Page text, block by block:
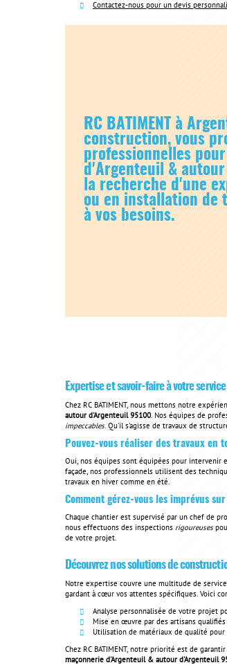
Contactez-nous pour un devis
RC BATIMENT à
construction, vous
professionnelles
d'Argenteuil &
la recherche d'une
ou en installation de
à vos besoins.
Expertise et savoir-faire à votre service
Chez RC BATIMENT, nous mettons notre
autour d'Argenteuil 95100. Nos équipes de
impeccables. Qu'il s'agisse de travaux de
Pouvez-vous réaliser des travaux en
Oui, nos équipes sont équipées pour intervenir
façade, nos professionnels utilisent des
travaux en hiver comme en été.
Comment gérez-vous les imprévus
Chaque chantier est supervisé par un chef de
nous effectuons des inspections rigoureuses
de votre projet.
Découvrez nos solutions de
Notre expertise couvre une multitude de
gardant à cœur vos attentes spécifiques. Voici
Analyse personnalisée de votre projet
Mise en œuvre par des artisans
Utilisation de matériaux de qualité pour
Chez RC BATIMENT, notre priorité est de
maçonnerie d'Argenteuil & autour d'Argenteuil